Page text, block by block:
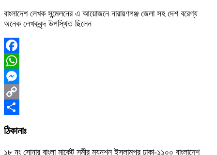
বাংলাদেশ লেখক সন্মেলনের এ আয়োজনে নারায়ণগঞ্জ জেলা সহ দেশ বরেণ্য
অনেক লেখকবৃন্দ উপস্থিত ছিলেন
Facebook
WhatsApp
Messenger
Copy
ঠিকানাঃ
১৮ নং সোনার বাংলা মার্কেট সমীর ম্যনশন ইসলামপুর ঢাকা-১১০০ বাংলাদেশ